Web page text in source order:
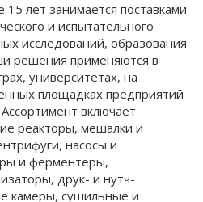
лет занимается поставками
и испытательного
исследований, образования
решения применяются в
университетах, на
площадках предприятий
включает
реакторы, мешалки и
насосы и
и ферментеры,
друк- и нутч-
камеры, сушильные и